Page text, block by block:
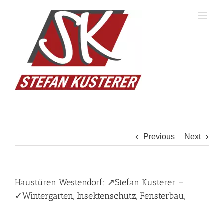
Previous Next
Haustüren Westendorf: ↗️Stefan Kusterer –
✓Wintergarten, Insektenschutz, Fensterbau,